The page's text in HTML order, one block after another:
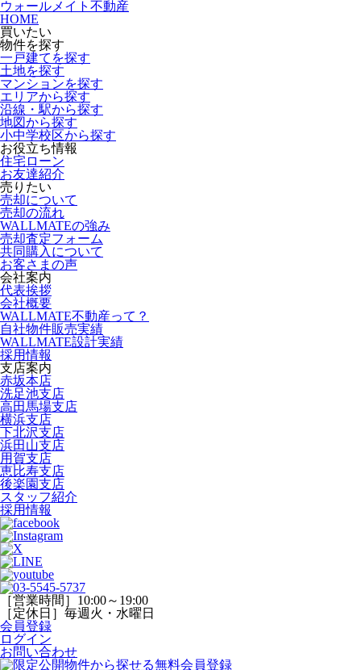
ウォールメイト不動産
HOME
買いたい
物件を探す
一戸建てを探す
土地を探す
マンションを探す
エリアから探す
沿線・駅から探す
地図から探す
小中学校区から探す
お役立ち情報
住宅ローン
お友達紹介
売りたい
売却について
売却の流れ
WALLMATEの強み
売却査定フォーム
共同購入について
お客さまの声
会社案内
代表挨拶
会社概要
WALLMATE不動産って？
自社物件販売実績
WALLMATE設計実績
採用情報
支店案内
赤坂本店
洗足池支店
高田馬場支店
横浜支店
下北沢支店
浜田山支店
用賀支店
恵比寿支店
後楽園支店
スタッフ紹介
採用情報
［営業時間］10:00～19:00
［定休日］毎週火・水曜日
会員登録
ログイン
お問い合わせ